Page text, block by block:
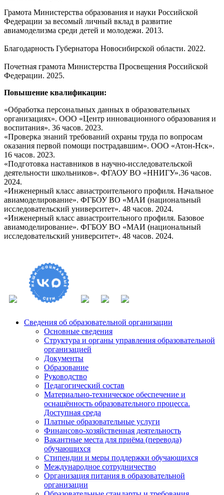
Грамота Министерства образования и науки Российской
Федерации за весомый личный вклад в развитие
авиамоделизма среди детей и молодежи. 2013.
Благодарность Губернатора Новосибирской области. 2022.
Почетная грамота Министерства Просвещения Российской
Федерации. 2025.
Повышение квалификации:
«Обработка персональных данных в образовательных
организациях». ООО «Центр инновационного образования и
воспитания». 36 часов. 2023.
«Проверка знаний требований охраны труда по вопросам
оказания первой помощи пострадавшим». ООО «Атон-Нск».
16 часов. 2023.
«Подготовка наставников в научно-исследовательской
деятельности школьников». ФГАОУ ВО «ННИГУ».36 часов.
2024.
«Инженерный класс авиастроительного профиля. Начальное
авиамоделирование». ФГБОУ ВО «МАИ (национальный
исследовательский университет». 48 часов. 2024.
«Инженерный класс авиастроительного профиля. Базовое
авиамоделирование». ФГБОУ ВО «МАИ (национальный
исследовательский университет». 48 часов. 2024.
Сведения об образовательной организации
Основные сведения
Структура и органы управления образовательной
организацией
Документы
Образование
Руководство
Педагогический состав
Материально-техническое обеспечение и
оснащённость образовательного процесса.
Доступная среда
Платные образовательные услуги
Финансово-хозяйственная деятельность
Вакантные места для приёма (перевода)
обучающихся
Стипендии и меры поддержки обучающихся
Международное сотрудничество
Организация питания в образовательной
организации